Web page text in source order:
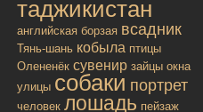
таджикистан
английская борзая всадник
Тянь-шань кобыла птицы
Олененёк сувенир зайцы окна
улицы собаки портрет
человек лошадь пейзаж